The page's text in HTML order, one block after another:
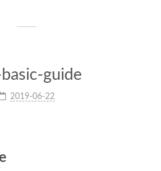
guide
2019-06-22